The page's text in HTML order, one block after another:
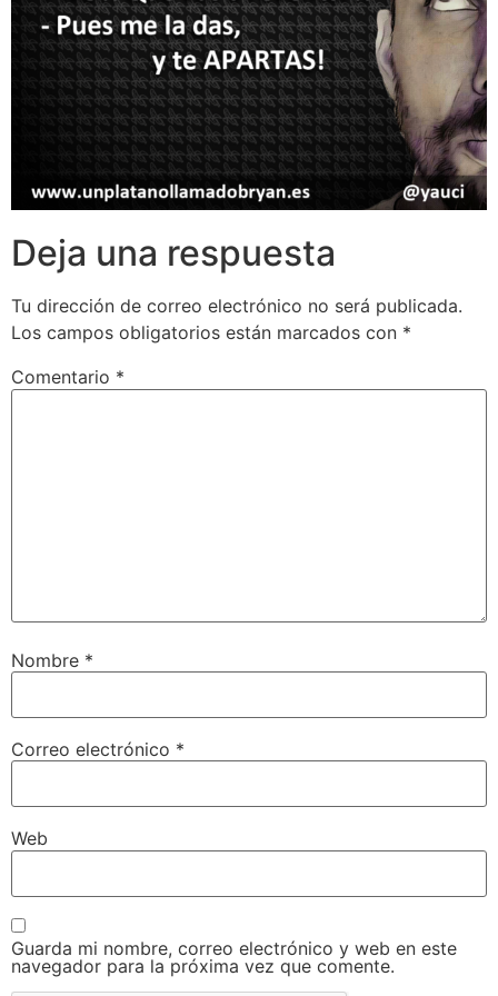
Deja una respuesta
Tu dirección de correo electrónico no será publicada.
Los campos obligatorios están marcados con *
Comentario *
Nombre *
Correo electrónico *
Web
Guarda mi nombre, correo electrónico y web en este
navegador para la próxima vez que comente.